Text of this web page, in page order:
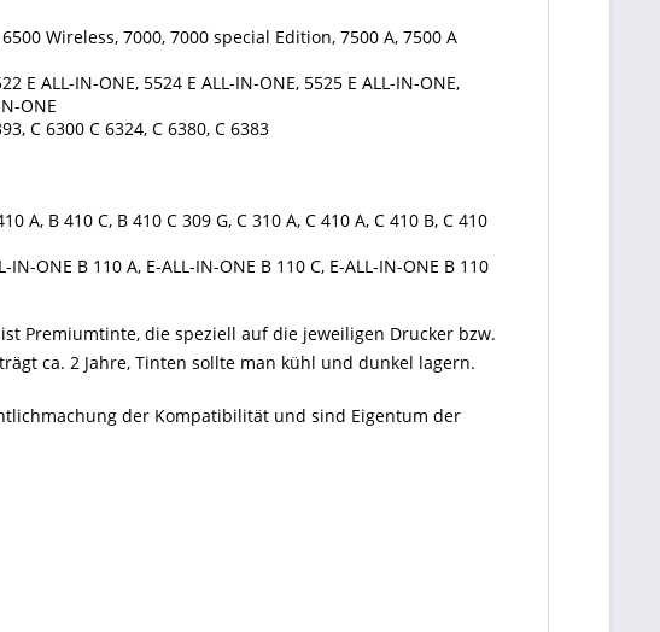
Wireless, 7000, 7000 special Edition, 7500 A, 7500 A
E ALL-IN-ONE, 5524 E ALL-IN-ONE, 5525 E ALL-IN-ONE,
ONE
C 6300 C 6324, C 6380, C 6383
A, B 410 C, B 410 C 309 G, C 310 A, C 410 A, C 410 B, C 410
ONE B 110 A, E-ALL-IN-ONE B 110 C, E-ALL-IN-ONE B 110
Premiumtinte, die speziell auf die jeweiligen Drucker bzw.
ca. 2 Jahre, Tinten sollte man kühl und dunkel lagern.
der Kompatibilität und sind Eigentum der